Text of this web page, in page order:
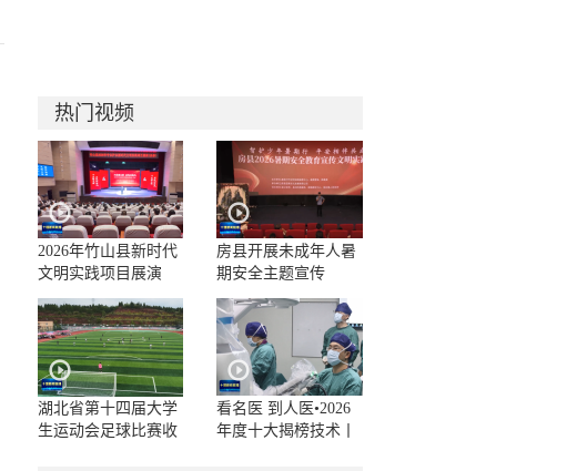
热门视频
2026年竹山县新时代
文明实践项目展演
（决赛）举行
房县开展未成年人暑
期安全主题宣传
湖北省第十四届大学
生运动会足球比赛收
看名医 到人医•2026
年度十大揭榜技术丨